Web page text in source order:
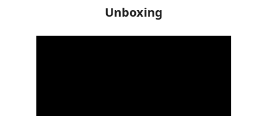
Unboxing